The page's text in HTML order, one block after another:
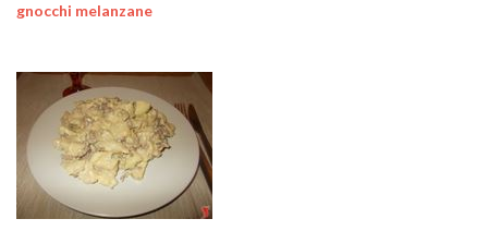
gnocchi melanzane